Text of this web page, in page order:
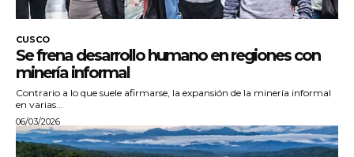
CUSCO
Se frena desarrollo humano en regiones con
minería informal
Contrario a lo que suele afirmarse, la expansión de la minería informal
en varias...
06/03/2026